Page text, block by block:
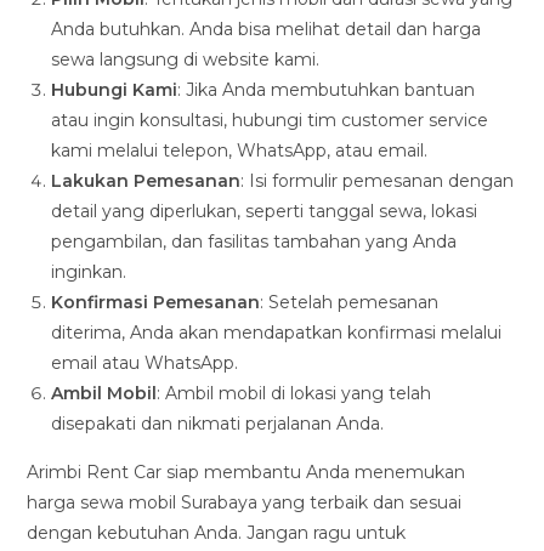
Anda butuhkan. Anda bisa melihat detail dan harga
sewa langsung di website kami.
Hubungi Kami: Jika Anda membutuhkan bantuan
atau ingin konsultasi, hubungi tim customer service
kami melalui telepon, WhatsApp, atau email.
Lakukan Pemesanan: Isi formulir pemesanan dengan
detail yang diperlukan, seperti tanggal sewa, lokasi
pengambilan, dan fasilitas tambahan yang Anda
inginkan.
Konfirmasi Pemesanan: Setelah pemesanan
diterima, Anda akan mendapatkan konfirmasi melalui
email atau WhatsApp.
Ambil Mobil : Ambil mobil di lokasi yang telah
disepakati dan nikmati perjalanan Anda.
Arimbi Rent Car siap membantu Anda menemukan
harga sewa mobil Surabaya yang terbaik dan sesuai
dengan kebutuhan Anda. Jangan ragu untuk